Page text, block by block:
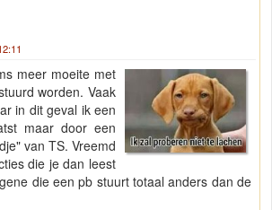
meer moeite met
worden. Vaak
in dit geval ik een
maar door een
van TS. Vreemd
die je dan leest
die een pb stuurt totaal anders dan de